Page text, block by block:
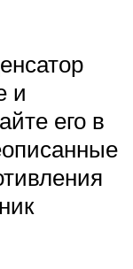
и
его в